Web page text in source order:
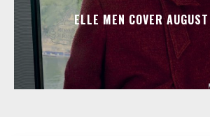
ELLE MEN COVER